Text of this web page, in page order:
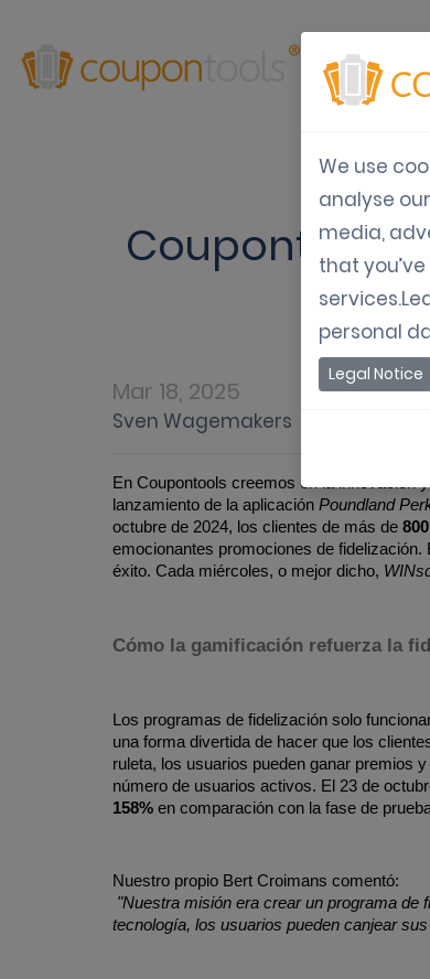
Productos
Coupontools
Mar 18, 2025
Sven Wagemakers
En Coupontools creemos en la innovación
lanzamiento de la aplicación Poundland
octubre de 2024, los clientes de más de
emocionantes promociones de fidelización.
éxito. Cada miércoles, o mejor dicho,
Cómo la gamificación refuerza la
Los programas de fidelización solo
una forma divertida de hacer que los
ruleta, los usuarios pueden ganar premios
número de usuarios activos. El 23 de
158% en comparación con la fase de
Nuestro propio Bert Croimans comentó:
"Nuestra misión era crear un programa de
tecnología, los usuarios pueden canjear
We use
analyse
media,
that
personal
Legal Notice